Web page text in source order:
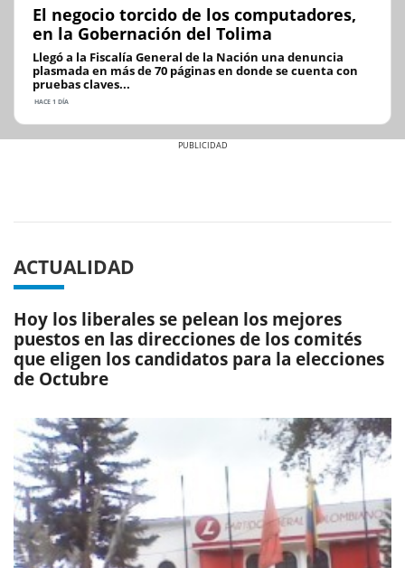
El negocio torcido de los computadores,
en la Gobernación del Tolima
Llegó a la Fiscalía General de la Nación una denuncia
plasmada en más de 70 páginas en donde se cuenta con
pruebas claves...
HACE 1 DÍA
ACTUALIDAD
Hoy los liberales se pelean los mejores
puestos en las direcciones de los comités
que eligen los candidatos para la elecciones
de Octubre